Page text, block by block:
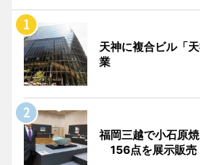
天神に複合ビル「
業
福岡三越で小石原
156点を展示販売